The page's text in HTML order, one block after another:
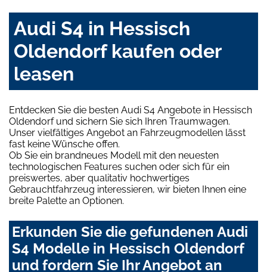
Audi S4 in Hessisch
Oldendorf kaufen oder
leasen
Entdecken Sie die besten Audi S4 Angebote in Hessisch
Oldendorf und sichern Sie sich Ihren Traumwagen.
Unser vielfältiges Angebot an Fahrzeugmodellen lässt
fast keine Wünsche offen.
Ob Sie ein brandneues Modell mit den neuesten
technologischen Features suchen oder sich für ein
preiswertes, aber qualitativ hochwertiges
Gebrauchtfahrzeug interessieren, wir bieten Ihnen eine
breite Palette an Optionen.
Erkunden Sie die gefundenen Audi
S4 Modelle in Hessisch Oldendorf
und fordern Sie Ihr Angebot an